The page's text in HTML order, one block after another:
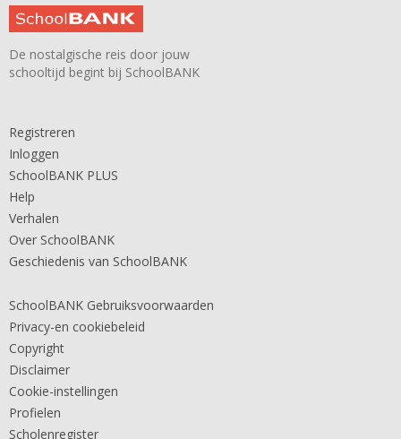
De nostalgische reis door jouw
schooltijd begint bij SchoolBANK
Registreren
Inloggen
SchoolBANK PLUS
Help
Verhalen
Over SchoolBANK
Geschiedenis van SchoolBANK
SchoolBANK Gebruiksvoorwaarden
Privacy-en cookiebeleid
Copyright
Disclaimer
Cookie-instellingen
Profielen
Scholenregister